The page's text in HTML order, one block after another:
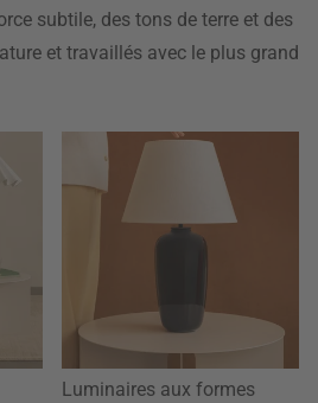
subtile, des tons de terre et des
et travaillés avec le plus grand
Luminaires aux formes